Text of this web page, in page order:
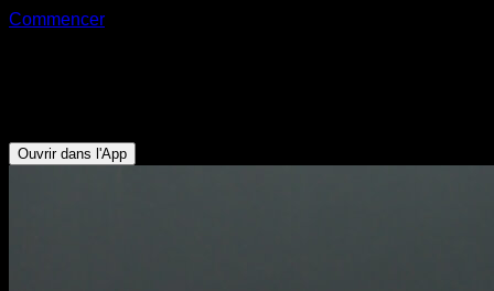
Commencer
Ouvrir dans l'App